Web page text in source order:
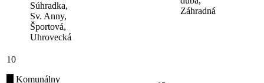
Súhradka,
Sv. Anny,
Športová,
Uhrovecká
Záhradná
10
Komunálny